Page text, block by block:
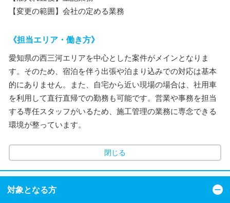
【変更の範囲】会社の定める業務
《担当エリア・働き方》
愛知県の西三河エリアを中心とした案件がメインとなりま
す。そのため、宿泊を伴う出張や泊まり込みでの対応は基本
的にありません。また、自宅から近い現場の場合は、社用車
を利用して直行直帰での勤務も可能です。営業や事務を担当
する専任スタッフがいるため、施工管理の業務に専念できる
環境が整っています。
閉じる
対象となる方